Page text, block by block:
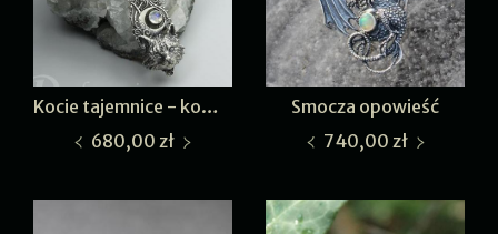
Kocie tajemnice - komplet
680,00 zł
Smocza opowieść
740,00 zł